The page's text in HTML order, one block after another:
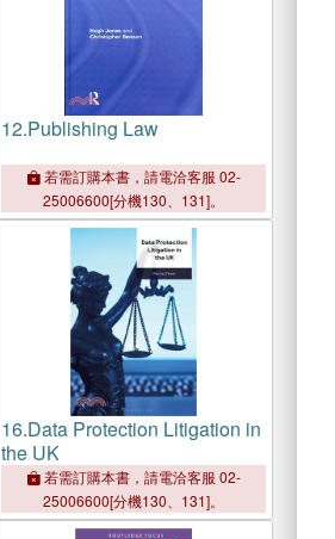
12.Publishing Law
若需訂購本書，請電洽客服 02-
25006600[分機130、131]。
16.Data Protection Litigation in
the UK
若需訂購本書，請電洽客服 02-
25006600[分機130、131]。